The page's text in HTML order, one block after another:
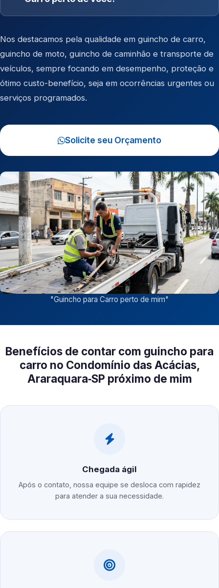
Nos destacamos pela qualidade em guincho de carro,
guincho de moto, guincho de caminhão e transporte de
veículos, sempre focando em desempenho, proteção e
ótimo custo-benefício, seja em ocorrências urgentes ou
serviços programados.
Solicite seu Orçamento
"Guincho para Carro perto de mim"
Benefícios de contar com guincho para
carro no Condomínio das Acácias,
Araraquara‑SP próximo de mim
Chegada ágil
Após o contato, nossa equipe se desloca com rapidez
para atender a sua necessidade.